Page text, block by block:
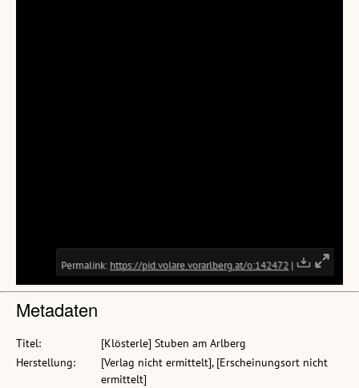
Metadaten
Titel:
[Klösterle] Stuben am Arlberg
Herstellung:
[Verlag nicht ermittelt], [Erscheinungsort nicht
ermittelt]